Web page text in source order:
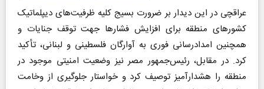
عراقچی در این دیدار بر ضرورت بسیج کلیه ظرفیت‌های دیپلماتیک
کشورهای منطقه برای افزایش فشارها جهت توقف جنایات و
همچنین امدادرسانی فوری به آوارگان فلسطینی و لبنانی، تأکید
کرد. در مقابل، رئیس‌جمهور مصر نیز وضعیت امنیتی موجود در
منطقه را هشدارآمیز توصیف کرد و خواستار جلوگیری از وخامت